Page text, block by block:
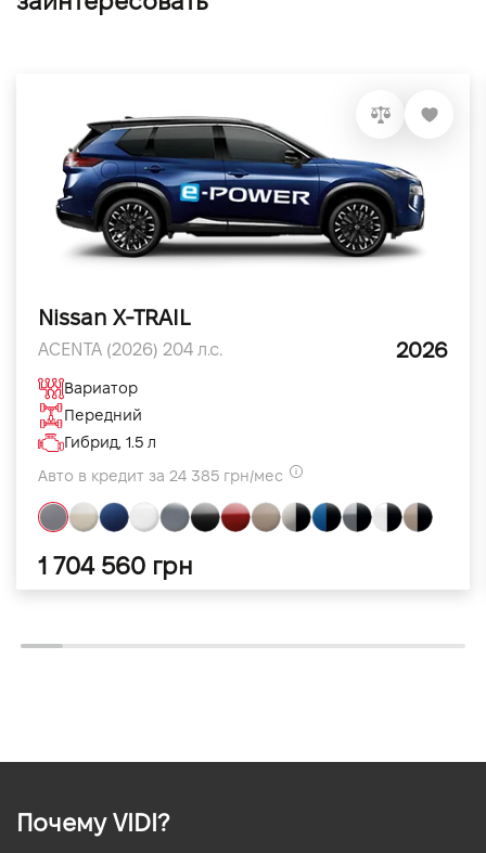
Nissan X-TRAIL
ACENTA (2026) 204 л.с. 2026
Вариатор
Передний
Гибрид, 1.5 л
Авто в кредит за 24 385 грн/мес
1 704 560 грн
Почему VIDI?